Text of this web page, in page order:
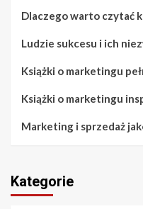
Dlaczego warto czytać
Ludzie sukcesu i ich
Książki o marketingu
Książki o marketingu
Marketing i sprzedaż
Kategorie